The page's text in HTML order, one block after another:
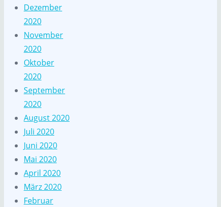
Dezember
2020
November
2020
Oktober
2020
September
2020
August 2020
Juli 2020
Juni 2020
Mai 2020
April 2020
März 2020
Februar